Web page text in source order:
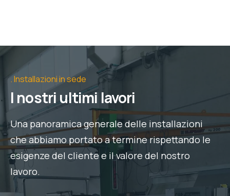
Installazioni in sede
I nostri ultimi lavori
Una panoramica generale delle installazioni
che abbiamo portato a termine rispettando le
esigenze del cliente e il valore del nostro
lavoro.